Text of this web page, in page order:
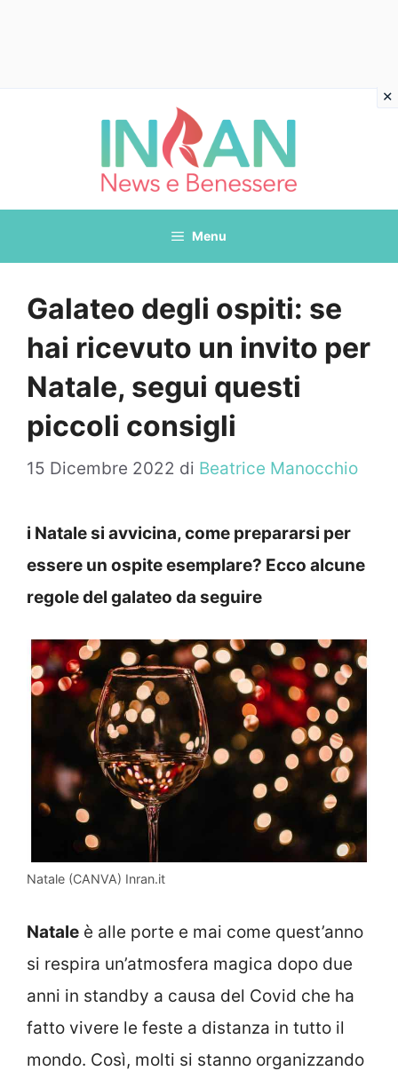
Menu
Galateo degli ospiti: se
hai ricevuto un invito per
Natale, segui questi
piccoli consigli
15 Dicembre 2022 di Beatrice Manocchio
i Natale si avvicina, come prepararsi per
essere un ospite esemplare? Ecco alcune
regole del galateo da seguire
Natale (CANVA) Inran.it
Natale è alle porte e mai come quest’anno
si respira un’atmosfera magica dopo due
anni in standby a causa del Covid che ha
fatto vivere le feste a distanza in tutto il
mondo. Così, molti si stanno organizzando